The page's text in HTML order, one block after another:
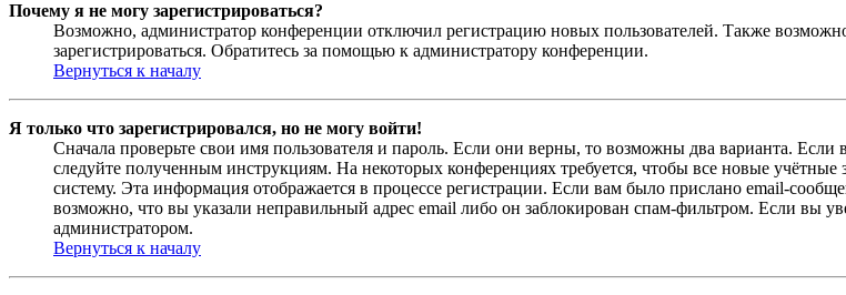
Почему я не могу зарегистрироваться?
Возможно, администратор конференции отключил регистрацию новых пользователей. Также
зарегистрироваться. Обратитесь за помощью к администратору конференции.
Вернуться к началу
Я только что зарегистрировался, но не могу войти!
Сначала проверьте свои имя пользователя и пароль. Если они верны, то возможны два варианта.
следуйте полученным инструкциям. На некоторых конференциях требуется, чтобы все новые
систему. Эта информация отображается в процессе регистрации. Если вам было прислано email-
возможно, что вы указали неправильный адрес email либо он заблокирован спам-фильтром. Если вы
администратором.
Вернуться к началу